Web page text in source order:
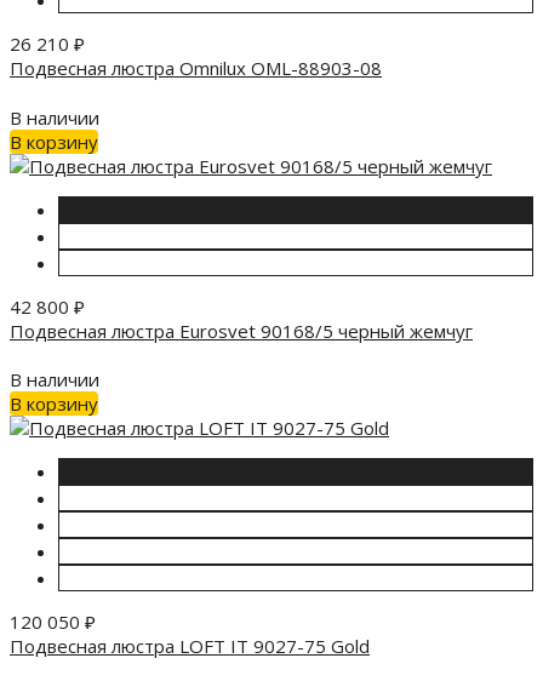
26 210 ₽
Подвесная люстра Omnilux OML-88903-08
В наличии
В корзину
42 800 ₽
Подвесная люстра Eurosvet 90168/5 черный жемчуг
В наличии
В корзину
120 050 ₽
Подвесная люстра LOFT IT 9027-75 Gold